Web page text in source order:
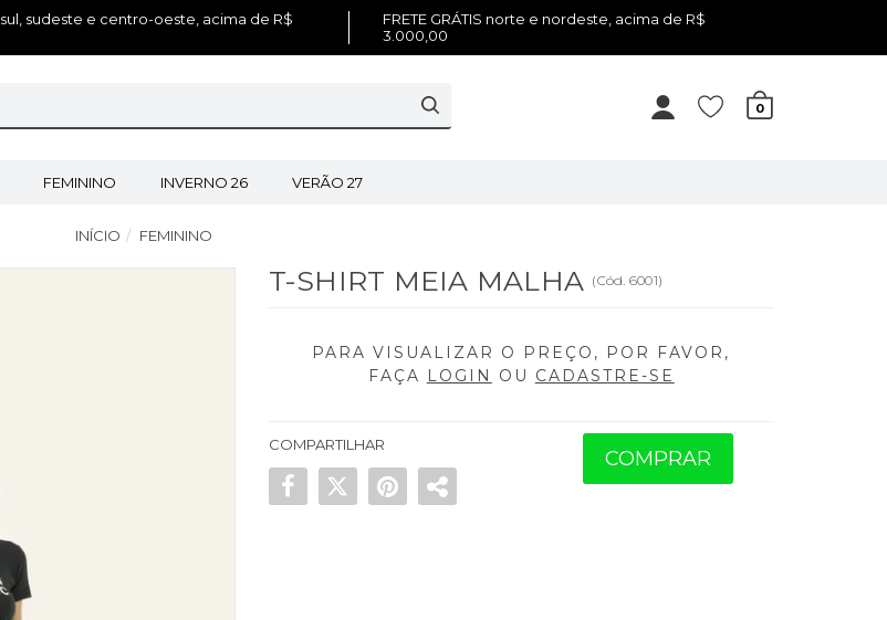
sul, sudeste e centro-oeste, acima de R$
FRETE GRÁTIS norte e nordeste, acima de R$
3.000,00
0
FEMININO INVERNO 26 VERÃO 27
INÍCIO FEMININO
T-SHIRT MEIA MALHA (Cód. 6001)
PARA VISUALIZAR O PREÇO, POR FAVOR,
FAÇA LOGIN OU CADASTRE-SE
COMPARTILHAR
COMPRAR